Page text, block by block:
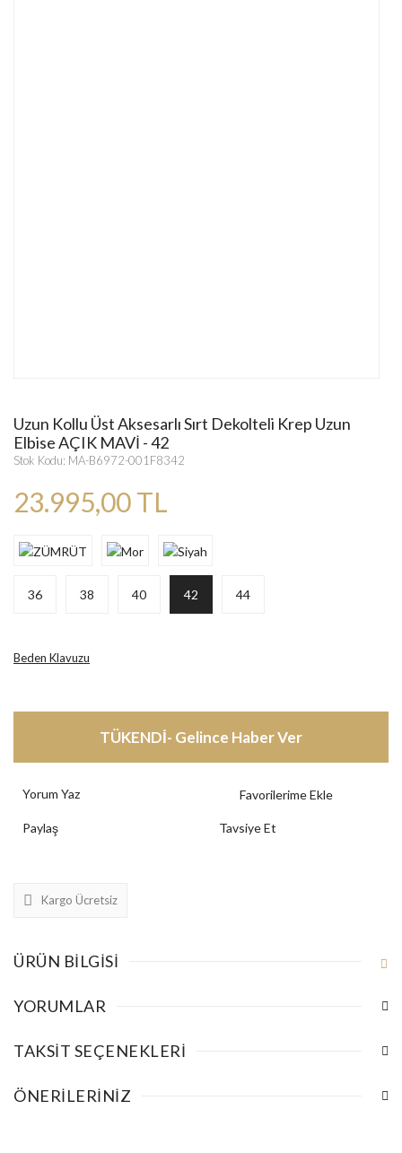
Uzun Kollu Üst Aksesarlı Sırt Dekolteli Krep Uzun
Elbise AÇIK MAVİ - 42
Stok Kodu: MA-B6972-001F8342
23.995,00 TL
36 38 40 42 44
Beden Klavuzu
TÜKENDİ- Gelince Haber Ver
Yorum Yaz
Paylaş Tavsiye Et
Kargo Ücretsiz
ÜRÜN BILGISI
YORUMLAR
TAKSIT SEÇENEKLERI
ÖNERILERINIZ